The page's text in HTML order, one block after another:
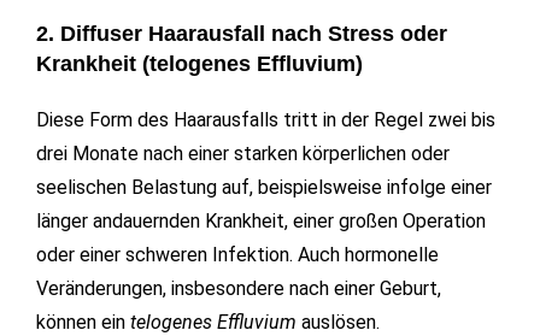
2. Diffuser Haarausfall nach Stress oder
Krankheit (telogenes Effluvium)
Diese Form des Haarausfalls tritt in der Regel zwei bis
drei Monate nach einer starken körperlichen oder
seelischen Belastung auf, beispielsweise infolge einer
länger andauernden Krankheit, einer großen Operation
oder einer schweren Infektion. Auch hormonelle
Veränderungen, insbesondere nach einer Geburt,
können ein telogenes Effluvium auslösen.